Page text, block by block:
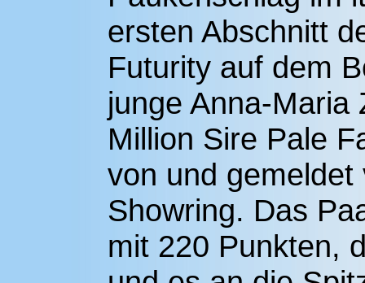
ersten Abschnitt
Futurity auf dem
junge Anna-Maria
Million Sire Pale
von und
Showring. Das
mit 220 Punkten,